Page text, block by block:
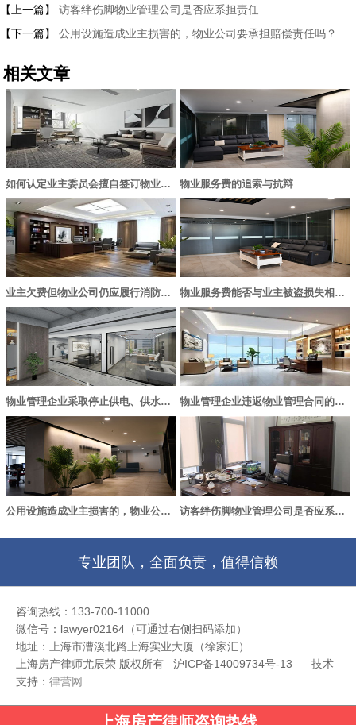
【上一篇】
访客绊伤脚物业管理公司是否应系担责任
【下一篇】
公用设施造成业主损害的，物业公司要承担赔偿责任吗？
相关文章
如何认定业主委员会擅自签订物业服务合同的效力 物业服务费的追索与抗辩
业主欠费但物业公司仍应履行消防设施管理义务 物业服务费能否与业主被盗损失相抵销
物业管理企业采取停止供电、供水、供气等措施引发的纠纷的处理 物业管理企业违返物业管理合同的，如何处理？
公用设施造成业主损害的，物业公司要承担赔偿责任吗？ 访客绊伤脚物业管理公司是否应系担责任
专业团队，全面负责，值得信赖
咨询热线：133-700-11000
微信号：lawyer02164（可通过右侧扫码添加）
地址：上海市漕溪北路上海实业大厦（徐家汇）
上海房产律师尤辰荣 版权所有 沪ICP备14009734号-13 技术
支持： 律营网